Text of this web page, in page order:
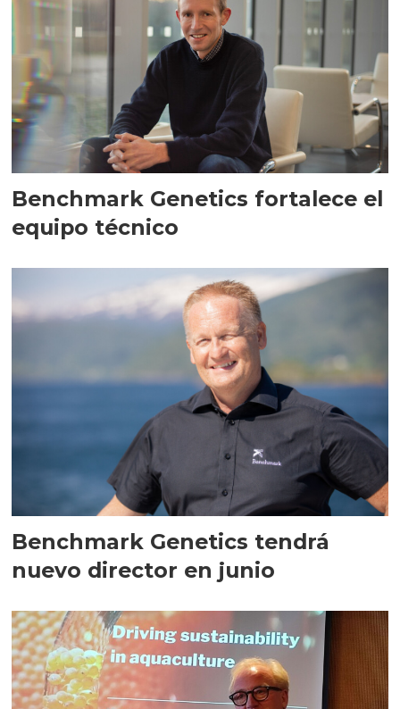
Benchmark Genetics fortalece el
equipo técnico
Benchmark Genetics tendrá
nuevo director en junio